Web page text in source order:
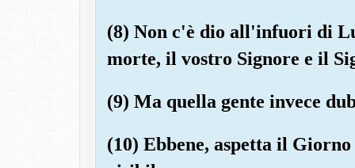
(8) Non c'è dio all'infuori di
morte, il vostro Signore e il
(9) Ma quella gente invece
(10) Ebbene, aspetta il